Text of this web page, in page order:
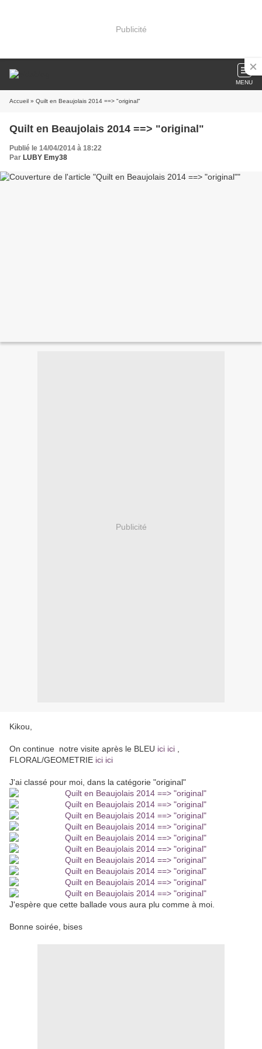
Publicité
MENU
Accueil » Quilt en Beaujolais 2014 ==> "original"
Quilt en Beaujolais 2014 ==> "original"
Publié le 14/04/2014 à 18:22
Par LUBY Emy38
Publicité
Kikou,
On continue notre visite après le BLEU ici ici
FLORAL/GEOMETRIE ici ici
J'ai classé pour moi, dans la catégorie "original"
J'espère que cette ballade vous aura plu comme à moi.
Bonne soirée, bises